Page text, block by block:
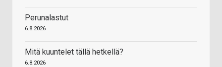
Perunalastut
6.8.2026
Mitä kuuntelet tällä hetkellä?
6.8.2026